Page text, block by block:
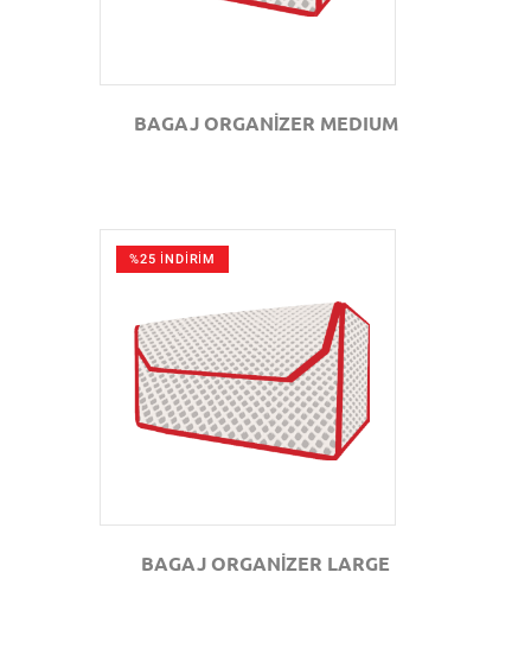
BAGAJ ORGANİZER MEDIUM
%25 İNDİRİM
GÖZAT
BAGAJ ORGANİZER LARGE